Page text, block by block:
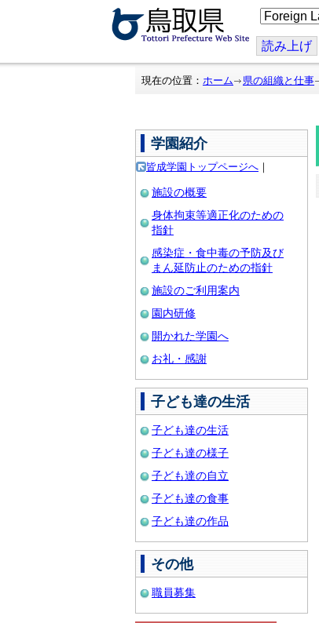
こ
の
ジ
を
翻
読み上げ
現在の位置： ホーム 県の組織と仕事
学園紹介
皆成学園トップページへ ｜
施設の概要
身体拘束等適正化のための
指針
感染症・食中毒の予防及び
まん延防止のための指針
施設のご利用案内
園内研修
開かれた学園へ
お礼・感謝
子ども達の生活
子ども達の生活
子ども達の様子
子ども達の自立
子ども達の食事
子ども達の作品
その他
職員募集